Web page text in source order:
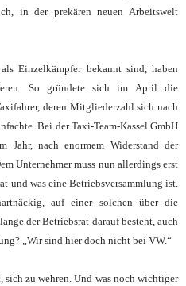
in der prekären neuen Arbeitswelt
Einzelkämpfer bekannt sind, haben
So gründete sich im April die
deren Mitgliederzahl sich nach
Bei der Taxi-Team-Kassel GmbH
Jahr, nach enormem Widerstand der
Unternehmer muss nun allerdings erst
und was eine Betriebsversammlung ist.
auf einer solchen über die
der Betriebsrat darauf besteht, auch
„Wir sind hier doch nicht bei VW.“
zu wehren. Und was noch wichtiger